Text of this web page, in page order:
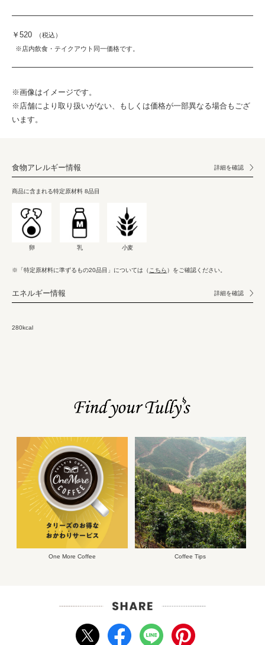
￥520
（税込）
※店内飲食・テイクアウト同一価格です。
※画像はイメージです。
※店舗により取り扱いがない、もしくは価格が一部異なる場合もござ
います。
食物アレルギー情報 詳細を確認
商品に含まれる特定原材料 8品目
卵 乳 小麦
※「特定原材料に準ずるもの20品目」については（こちら）をご確認ください。
エネルギー情報 詳細を確認
280kcal
One More Coffee Coffee Tips